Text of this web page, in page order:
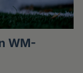
WM-